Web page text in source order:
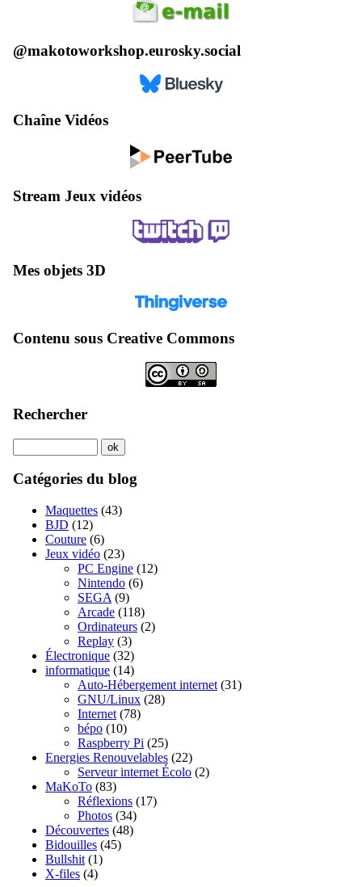
@makotoworkshop.eurosky.social
Chaîne Vidéos
Stream Jeux vidéos
Mes objets 3D
Contenu sous Creative Commons
Rechercher
Catégories du blog
Maquettes (43)
BJD (12)
Couture (6)
Jeux vidéo (23)
PC Engine (12)
Nintendo (6)
SEGA (9)
Arcade (118)
Ordinateurs (2)
Replay (3)
Électronique (32)
informatique (14)
Auto-Hébergement internet (31)
GNU/Linux (28)
Internet (78)
bépo (10)
Raspberry Pi (25)
Energies Renouvelables (22)
Serveur internet Écolo (2)
MaKoTo (83)
Réflexions (17)
Photos (34)
Découvertes (48)
Bidouilles (45)
Bullshit (1)
X-files (4)